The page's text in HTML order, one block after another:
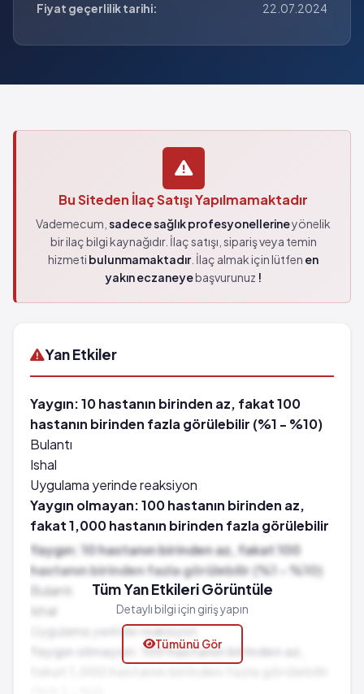
Fiyat geçerlilik tarihi:
22.07.2024
Bu Siteden İlaç Satışı Yapılmamaktadır
Vademecum, sadece sağlık profesyonellerineyönelik
bir ilaç bilgi kaynağıdır. İlaç satışı, sipariş veya temin
hizmeti bulunmamaktadır. İlaç almak için lütfen en
yakın eczaneyebaşvurunuz !
Yan Etkiler
Yaygın: 10 hastanın birinden az, fakat 100
hastanın birinden fazla görülebilir (%1 - %10)
Bulantı
Ishal
Uygulama yerinde reaksiyon
Yaygın olmayan: 100 hastanın birinden az,
fakat 1,000 hastanın birinden fazla görülebilir
(%0.1 - %1)
Mikotik süper enfeksiyonlar
Kandaki eozinofil hücrelerinde artış
Iştahsızlık
Gıda tüketiminde azalma
Hareketlilik
Yaygın: 10 hastanın birinden az, fakat 100
hastanın birinden fazla görülebilir (%1 - %10)
Bulantı
Ishal
Uygulama yerinde reaksiyon
Yaygın olmayan: 100 hastanın birinden az,
Tüm Yan Etkileri Görüntüle
Detaylı bilgi için giriş yapın
Tümünü Gör